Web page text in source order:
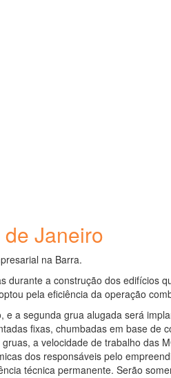
Janeiro
na Barra.
durante a construção dos edifícios
pela eficiência da operação
a segunda grua alugada será
fixas, chumbadas em base de
a velocidade de trabalho das
dos responsáveis pelo
técnica permanente. Serão